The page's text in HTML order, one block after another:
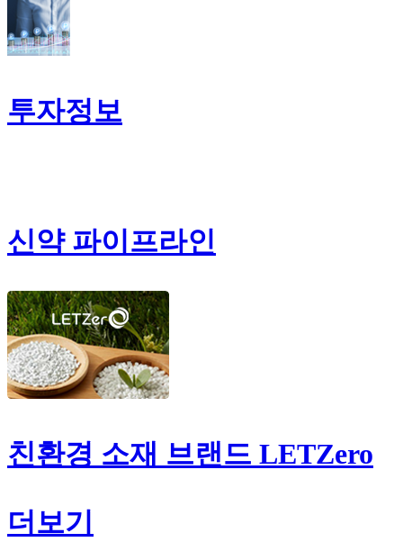
투자정보
신약 파이프라인
친환경 소재 브랜드 LETZero
더보기